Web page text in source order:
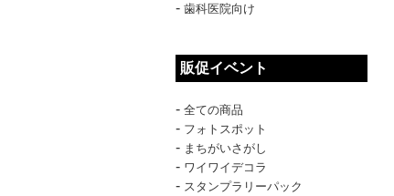
- 歯科医院向け
販促イベント
- 全ての商品
- フォトスポット
- まちがいさがし
- ワイワイデコラ
- スタンプラリーパック